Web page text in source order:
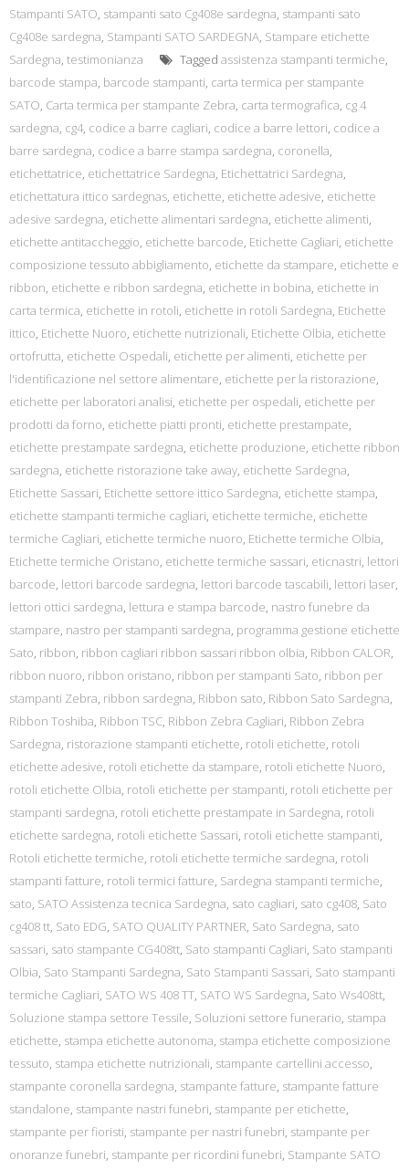
Stampanti SATO, stampanti sato Cg408e sardegna, stampanti sato
Cg408e sardegna, Stampanti SATO SARDEGNA, Stampare etichette
Sardegna, testimonianza Tagged assistenza stampanti termiche,
barcode stampa, barcode stampanti, carta termica per stampante
SATO, Carta termica per stampante Zebra, carta termografica, cg 4
sardegna, cg4, codice a barre cagliari, codice a barre lettori, codice a
barre sardegna, codice a barre stampa sardegna, coronella,
etichettatrice, etichettatrice Sardegna, Etichettatrici Sardegna,
etichettatura ittico sardegnas, etichette, etichette adesive, etichette
adesive sardegna, etichette alimentari sardegna, etichette alimenti,
etichette antitaccheggio, etichette barcode, Etichette Cagliari, etichette
composizione tessuto abbigliamento, etichette da stampare, etichette e
ribbon, etichette e ribbon sardegna, etichette in bobina, etichette in
carta termica, etichette in rotoli, etichette in rotoli Sardegna, Etichette
ittico, Etichette Nuoro, etichette nutrizionali, Etichette Olbia, etichette
ortofrutta, etichette Ospedali, etichette per alimenti, etichette per
l'identificazione nel settore alimentare, etichette per la ristorazione,
etichette per laboratori analisi, etichette per ospedali, etichette per
prodotti da forno, etichette piatti pronti, etichette prestampate,
etichette prestampate sardegna, etichette produzione, etichette ribbon
sardegna, etichette ristorazione take away, etichette Sardegna,
Etichette Sassari, Etichette settore ittico Sardegna, etichette stampa,
etichette stampanti termiche cagliari, etichette termiche, etichette
termiche Cagliari, etichette termiche nuoro, Etichette termiche Olbia,
Etichette termiche Oristano, etichette termiche sassari, eticnastri, lettori
barcode, lettori barcode sardegna, lettori barcode tascabili, lettori laser,
lettori ottici sardegna, lettura e stampa barcode, nastro funebre da
stampare, nastro per stampanti sardegna, programma gestione etichette
Sato, ribbon, ribbon cagliari ribbon sassari ribbon olbia, Ribbon CALOR,
ribbon nuoro, ribbon oristano, ribbon per stampanti Sato, ribbon per
stampanti Zebra, ribbon sardegna, Ribbon sato, Ribbon Sato Sardegna,
Ribbon Toshiba, Ribbon TSC, Ribbon Zebra Cagliari, Ribbon Zebra
Sardegna, ristorazione stampanti etichette, rotoli etichette, rotoli
etichette adesive, rotoli etichette da stampare, rotoli etichette Nuoro,
rotoli etichette Olbia, rotoli etichette per stampanti, rotoli etichette per
stampanti sardegna, rotoli etichette prestampate in Sardegna, rotoli
etichette sardegna, rotoli etichette Sassari, rotoli etichette stampanti,
Rotoli etichette termiche, rotoli etichette termiche sardegna, rotoli
stampanti fatture, rotoli termici fatture, Sardegna stampanti termiche,
sato, SATO Assistenza tecnica Sardegna, sato cagliari, sato cg408, Sato
cg408 tt, Sato EDG, SATO QUALITY PARTNER, Sato Sardegna, sato
sassari, sato stampante CG408tt, Sato stampanti Cagliari, Sato stampanti
Olbia, Sato Stampanti Sardegna, Sato Stampanti Sassari, Sato stampanti
termiche Cagliari, SATO WS 408 TT, SATO WS Sardegna, Sato Ws408tt,
Soluzione stampa settore Tessile, Soluzioni settore funerario, stampa
etichette, stampa etichette autonoma, stampa etichette composizione
tessuto, stampa etichette nutrizionali, stampante cartellini accesso,
stampante coronella sardegna, stampante fatture, stampante fatture
standalone, stampante nastri funebri, stampante per etichette,
stampante per fioristi, stampante per nastri funebri, stampante per
onoranze funebri, stampante per ricordini funebri, Stampante SATO